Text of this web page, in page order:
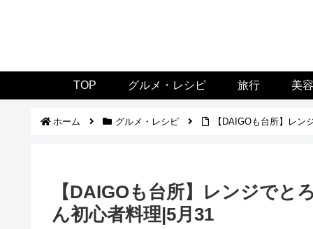
TOP グルメ・レシピ 旅行 美容
ホーム グルメ・レシピ 【DAIGOも台所】レ
【DAIGOも台所】レンジでと
ん初心者料理|5月31